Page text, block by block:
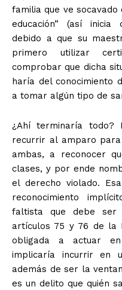
familia que ve
educación” (así
debido a que su
primero utilizar
comprobar que dicha
haría del conocimiento
a tomar algún tipo de
¿Ahí terminaría todo?
recurrir al amparo
ambas, a reconocer
clases, y por ende
el derecho violado.
reconocimiento
faltista que debe ser
artículos 75 y 76 de la
obligada a actuar en
implicaría incurrir en
además de ser la
es un delito que quién